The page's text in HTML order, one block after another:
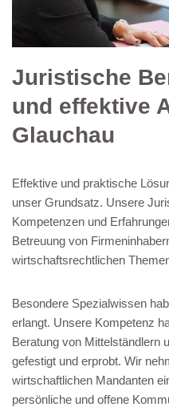
Juristische
und effektive
Glauchau
Effektive und praktische
unser Grundsatz. Unsere
Kompetenzen und
Betreuung von
wirtschaftsrechtlichen
Besondere Spezialwissen
erlangt. Unsere Kompetenz
Beratung von Mittelständlern
gefestigt und erprobt. Wir
wirtschaftlichen Mandanten
persönliche und offene